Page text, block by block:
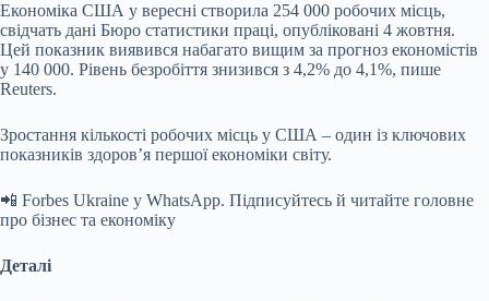
Економіка США у вересні створила 254 000 робочих місць,
свідчать дані Бюро статистики праці, опубліковані 4 жовтня.
Цей показник виявився набагато вищим за прогноз економістів
у 140 000. Рівень безробіття знизився з 4,2% до 4,1%, пише
Reuters.
Зростання кількості робочих місць у США – один із ключових
показників здоровʼя першої економіки світу.
📲 Forbes Ukraine у WhatsApp. Підписуйтесь й читайте головне
про бізнес та економіку
Деталі